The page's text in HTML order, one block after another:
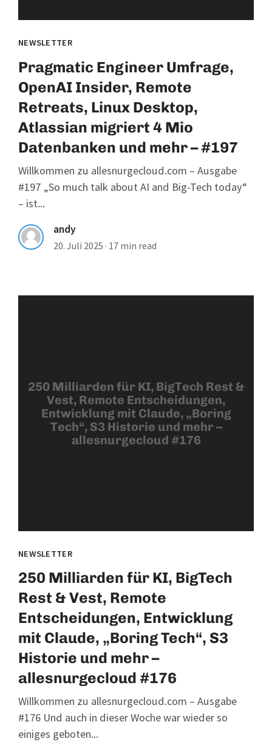
NEWSLETTER
Pragmatic Engineer Umfrage,
OpenAI Insider, Remote
Retreats, Linux Desktop,
Atlassian migriert 4 Mio
Datenbanken und mehr – #197
Willkommen zu allesnurgecloud.com – Ausgabe
#197 „So much talk about AI and Big-Tech today“
– ist...
andy
20. Juli 2025 · 17 min read
250 Milliarden für KI, BigTech Rest &
Vest, Remote Entscheidungen,
Entwicklung mit Claude, „Boring
Tech“, S3 Historie und mehr –
allesnurgecloud #176
NEWSLETTER
250 Milliarden für KI, BigTech
Rest & Vest, Remote
Entscheidungen, Entwicklung
mit Claude, „Boring Tech“, S3
Historie und mehr –
allesnurgecloud #176
Willkommen zu allesnurgecloud.com – Ausgabe
#176 Und auch in dieser Woche war wieder so
einiges geboten...